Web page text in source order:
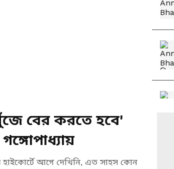
বের করতে হবে'
হাইকোর্টে আগে দেখিনি, এত সাহস কোন